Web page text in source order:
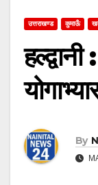
उत्तराखण्ड कुमाऊँ
By